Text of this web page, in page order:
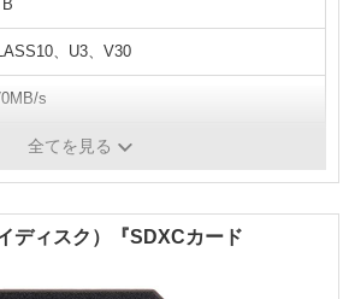
、U3、V30
s
全てを見る
ディスク）『SDXCカード